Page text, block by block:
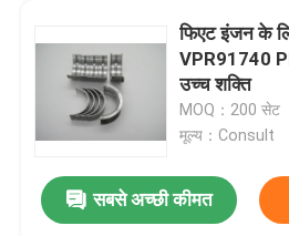
फिएट इंजन के
VPR91740
उच्च शक्ति
MOQ：200 सेट
मूल्य：Consult
सबसे अच्छी कीमत